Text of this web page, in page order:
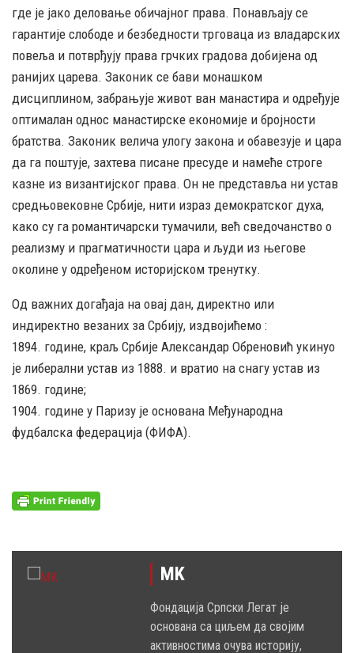
где је јако деловање обичајног права. Понављају се
гарантије слободе и безбедности трговаца из владарских
повеља и потврђују права грчких градова добијена од
ранијих царева. Законик се бави монашком
дисциплином, забрањује живот ван манастира и одређује
оптималан однос манастирске економије и бројности
братства. Законик велича улогу закона и обавезује и цара
да га поштује, захтева писане пресуде и намеће строге
казне из византијског права. Он не представља ни устав
средњовековне Србије, нити израз демократског духа,
како су га романтичарски тумачили, већ сведочанство о
реализму и прагматичности цара и људи из његове
околине у одређеном историјском тренутку.
Од важних догађаја на овај дан, директно или
индиректно везаних за Србију, издвојићемо :
1894. године, краљ Србије Александар Обреновић укинуо
је либерални устав из 1888. и вратио на снагу устав из
1869. године;
1904. године у Паризу је основана Међународна
фудбалска федерација (ФИФА).
MK
Фондација Српски Легат је
основана са циљем да својим
активностима очува историју,